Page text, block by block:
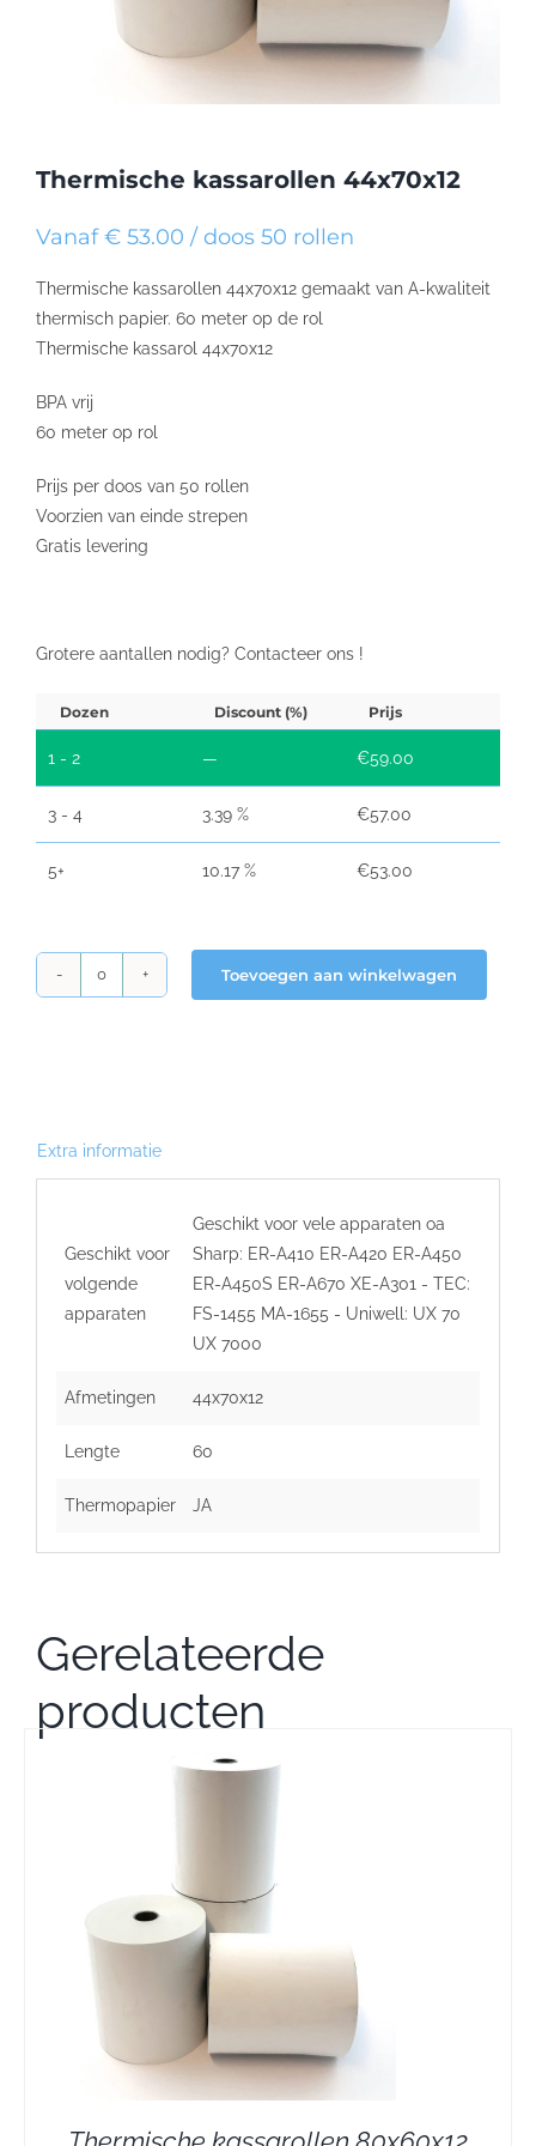
Thermische kassarollen 44x70x12
Vanaf € 53.00 / doos 50 rollen
Thermische kassarollen 44x70x12 gemaakt van A-kwaliteit
thermisch papier. 60 meter op de rol
Thermische kassarol 44x70x12
BPA vrij
60 meter op rol
Prijs per doos van 50 rollen
Voorzien van einde strepen
Gratis levering
Grotere aantallen nodig? Contacteer ons !
Dozen Discount (%) Prijs
1 - 2 — €59.00
3 - 4 3.39 % €57.00
5+ 10.17 % €53.00
Toevoegen aan winkelwagen
Extra informatie
Geschikt voor
volgende
apparaten
Geschikt voor vele apparaten oa
Sharp: ER-A410 ER-A420 ER-A450
ER-A450S ER-A670 XE-A301 - TEC:
FS-1455 MA-1655 - Uniwell: UX 70
UX 7000
Afmetingen 44x70x12
Lengte 60
Thermopapier JA
Gerelateerde
producten